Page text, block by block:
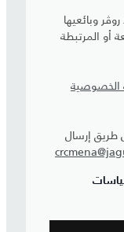
وبائعيها
أو المرتبطة
الخصوصية
إرسال